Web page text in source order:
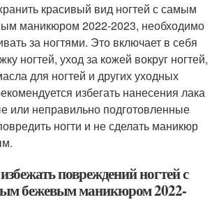
красивый вид ногтей с самым
маникюром 2022-2023, необходимо
за ногтями. Это включает в себя
ногтей, уход за кожей вокруг ногтей,
для ногтей и других уходных
избегать нанесения лака
или неправильно подготовленные
ногти и не сделать маникюр
повреждений ногтей с
бежевым маникюром 2022-